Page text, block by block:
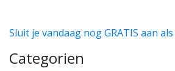
Sluit je vandaag nog GRATIS aan
Categorien